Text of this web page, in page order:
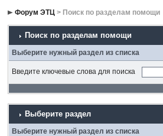
Форум ЭТЦ > Поиск по разделам помощи
Поиск по разделам помощи
Выберите нужный раздел из списка
Введите ключевые слова для поиска
Выберите раздел
Выберите нужный раздел из списка